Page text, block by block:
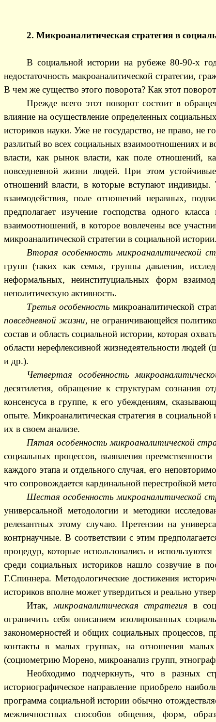
2. Микроаналитическая стратегия в
В социальной истории на рубеже 80-90-х
недостаточность макроаналитической стратегии,
В чем же существо этого поворота? Как этот
Прежде всего этот поворот состоит в
влияние на осуществление определенных
историков науки. Уже не государство, не право, не
разлитый во всех социальных взаимоотношениях и
власти, как рынок власти, как поле отношений,
повседневной жизни людей. При этом
отношений власти, в которые вступают индивиды.
взаимодействия, поле отношений неравных,
предполагает изучение господства одного
взаимоотношений, в которое вовлечены все
микроаналитической стратегии в социальной истории.
Вторая особенность микроаналитической
групп (таких как семья, группы давления,
неформальных, неинституциальных форм
неполитическую активность.
Третья особенность микроаналитической
повседневной жизни, не ограничивающейся
состав и область социальной истории, которая
области нерефлексивной жизнедеятельности
и др.).
Четвертая особенность
десятилетия, обращение к структурам сознания
консенсуса в группе, к его убеждениям,
опыте. Микроаналитическая стратегия в
их в своем анализе.
Пятая особенность микроаналитической
социальных процессов, выявления
каждого этапа и отдельного случая, его
что сопровождается кардинальной перестройкой
Шестая особенность микроаналитической
универсальной методологии и методики
релевантных этому случаю. Претензии на
контрнаучные. В соответствии с этим
процедур, которые использовались и
среди социальных историков нашло созвучие в
Г.Спиннера. Методологические достижения
историков вполне может утвердиться и реально
Итак,микроаналитическая стратегия в
ограничить себя описанием изолированных
закономерностей и общих социальных процессов,
контакты в малых группах, на отношения малых
(социометрию Морено, микроанализ групп,
Необходимо подчеркнуть, что в разных
историографическое направление приобрело
программа социальной истории обычно
межличностных способов общения, форм,